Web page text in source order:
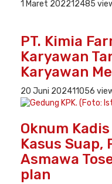
1 Maret 202212485
PT. Kimia
Karyawan
Karyawan
20 Juni 202411056
Oknum
Kasus Suap,
Asmawa
plan